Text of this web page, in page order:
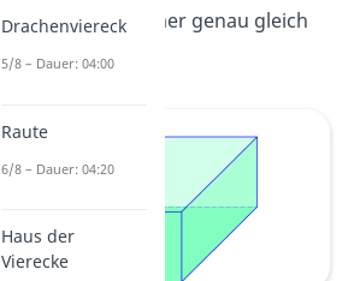
Flächen sind immer genau gleich
groß.
Drachenviereck
5/8 – Dauer: 04:00
Raute
6/8 – Dauer: 04:20
Haus der
Vierecke